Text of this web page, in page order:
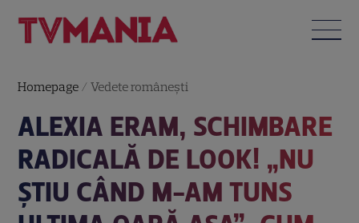
Homepage /Vedete româneşti
ALEXIA ERAM, SCHIMBARE
RADICALĂ DE LOOK! „NU
ȘTIU CÂND M-AM TUNS